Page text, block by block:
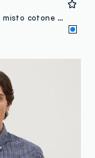
Camicia azzurra slim fit in misto cotone a righe sottili